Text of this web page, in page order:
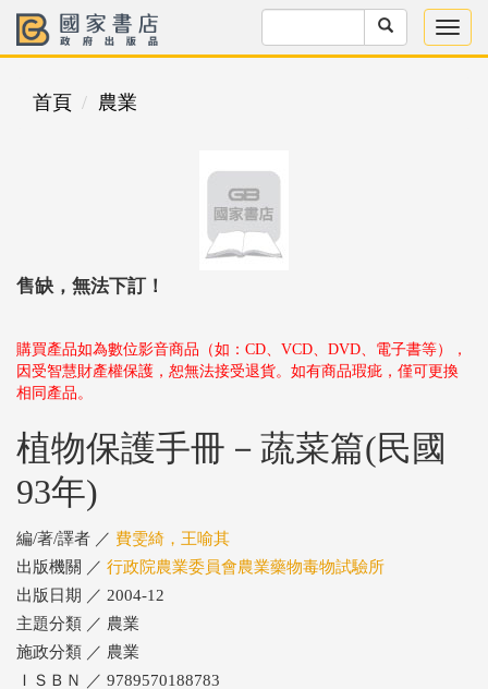
首頁 農業
售缺，無法下訂！
購買產品如為數位影音商品（如：CD、VCD、DVD、電子書等），
因受智慧財產權保護，恕無法接受退貨。如有商品瑕疵，僅可更換
相同產品。
植物保護手冊－蔬菜篇(民國
93年)
編/著/譯者 ／ 費雯綺，王喻其
出版機關 ／ 行政院農業委員會農業藥物毒物試驗所
出版日期 ／ 2004-12
主題分類 ／ 農業
施政分類 ／ 農業
ＩＳＢＮ ／ 9789570188783